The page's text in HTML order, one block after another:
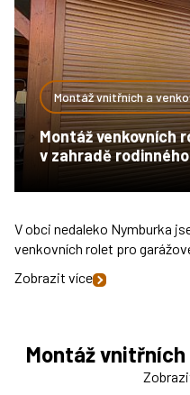
Montáž vnitřních a
Montáž venkovních
v zahradě
V obci nedaleko Nymburka
venkovních rolet pro
Zobrazit více
Montáž